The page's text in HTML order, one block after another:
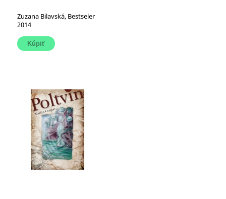
Zuzana Bilavská, Bestseler
2014